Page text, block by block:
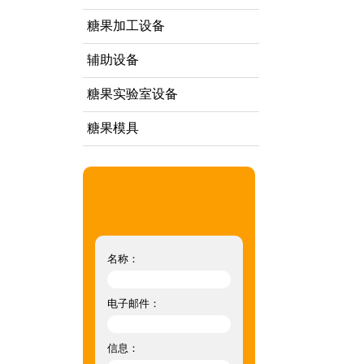
糖果加工设备
辅助设备
糖果实验室设备
糖果模具
名称：
电子邮件：
信息：